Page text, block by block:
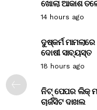
ଖୋଲା ଆକାଶ
14 hours ago
ଦୁଷ୍କର୍ମ
ଦୋଷୀ ସାବ୍ୟସ୍ତ
18 hours ago
ନିଟ୍ ପେପର ଲିକ୍
ଚାର୍ଜସିଟ ଦାଖଲ